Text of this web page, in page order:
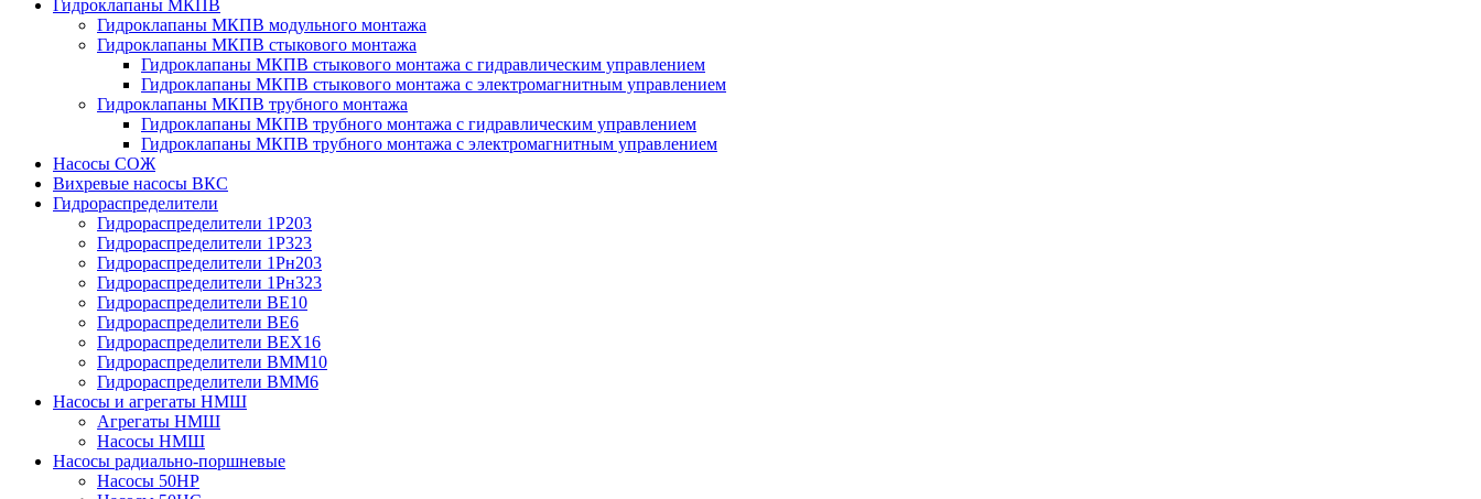
Гидроклапаны МКПВ
Гидроклапаны МКПВ модульного монтажа
Гидроклапаны МКПВ стыкового монтажа
Гидроклапаны МКПВ стыкового монтажа с гидравлическим управлением
Гидроклапаны МКПВ стыкового монтажа с электромагнитным управлением
Гидроклапаны МКПВ трубного монтажа
Гидроклапаны МКПВ трубного монтажа с гидравлическим управлением
Гидроклапаны МКПВ трубного монтажа с электромагнитным управлением
Насосы СОЖ
Вихревые насосы ВКС
Гидрораспределители
Гидрораспределители 1Р203
Гидрораспределители 1Р323
Гидрораспределители 1Рн203
Гидрораспределители 1Рн323
Гидрораспределители ВЕ10
Гидрораспределители ВЕ6
Гидрораспределители ВЕХ16
Гидрораспределители ВММ10
Гидрораспределители ВММ6
Насосы и агрегаты НМШ
Агрегаты НМШ
Насосы НМШ
Насосы радиально-поршневые
Насосы 50НР